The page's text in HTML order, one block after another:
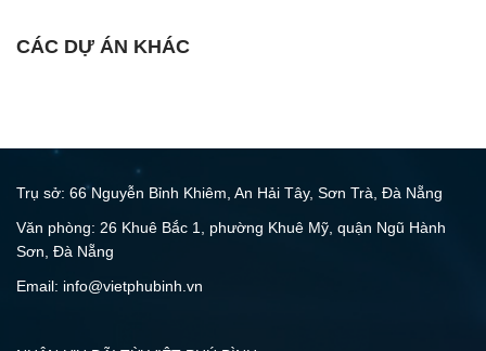
CÁC DỰ ÁN KHÁC
Trụ sở: 66 Nguyễn Bỉnh Khiêm, An Hải Tây, Sơn Trà, Đà Nẵng
Văn phòng: 26 Khuê Bắc 1, phường Khuê Mỹ, quận Ngũ Hành
Sơn, Đà Nẵng
Email: info@vietphubinh.vn